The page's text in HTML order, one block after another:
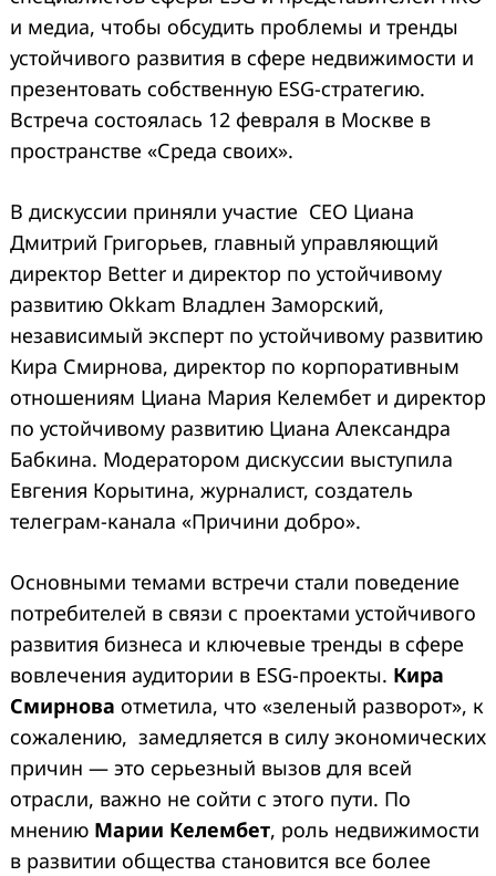
и медиа, чтобы обсудить проблемы и тренды
устойчивого развития в сфере недвижимости и
презентовать собственную ESG-стратегию.
Встреча состоялась 12 февраля в Москве в
пространстве «Среда своих».
В дискуссии приняли участие CEO Циана
Дмитрий Григорьев, главный управляющий
директор Better и директор по устойчивому
развитию Okkam Владлен Заморский,
независимый эксперт по устойчивому развитию
Кира Смирнова, директор по корпоративным
отношениям Циана Мария Келембет и директор
по устойчивому развитию Циана Александра
Бабкина. Модератором дискуссии выступила
Евгения Корытина, журналист, создатель
телеграм-канала «Причини добро».
Основными темами встречи стали поведение
потребителей в связи с проектами устойчивого
развития бизнеса и ключевые тренды в сфере
вовлечения аудитории в ESG-проекты. Кира
Смирнова отметила, что «зеленый разворот», к
сожалению, замедляется в силу экономических
причин — это серьезный вызов для всей
отрасли, важно не сойти с этого пути. По
мнению Марии Келембет, роль недвижимости
в развитии общества становится все более